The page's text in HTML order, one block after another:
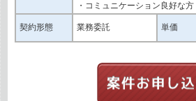
・コミュニケーション良好な方
契約形態 業務委託 単価